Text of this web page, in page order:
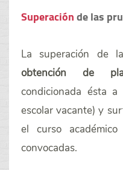
Superaciónde las
La superación de
obtención de
condicionada ésta
escolar vacante) y
el curso
convocadas.